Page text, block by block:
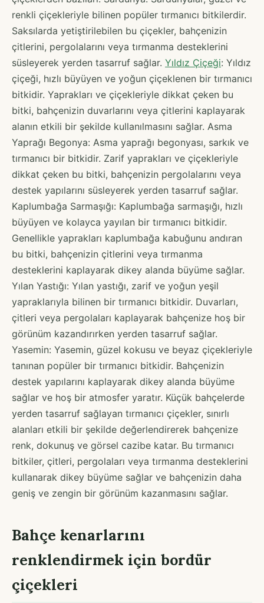
renkli çiçekleriyle bilinen popüler tırmanıcı bitkilerdir.
Saksılarda yetiştirilebilen bu çiçekler, bahçenizin
çitlerini, pergolalarını veya tırmanma desteklerini
süsleyerek yerden tasarruf sağlar. Yıldız Çiçeği: Yıldız
çiçeği, hızlı büyüyen ve yoğun çiçeklenen bir tırmanıcı
bitkidir. Yaprakları ve çiçekleriyle dikkat çeken bu
bitki, bahçenizin duvarlarını veya çitlerini kaplayarak
alanın etkili bir şekilde kullanılmasını sağlar. Asma
Yaprağı Begonya: Asma yaprağı begonyası, sarkık ve
tırmanıcı bir bitkidir. Zarif yaprakları ve çiçekleriyle
dikkat çeken bu bitki, bahçenizin pergolalarını veya
destek yapılarını süsleyerek yerden tasarruf sağlar.
Kaplumbağa Sarmaşığı: Kaplumbağa sarmaşığı, hızlı
büyüyen ve kolayca yayılan bir tırmanıcı bitkidir.
Genellikle yaprakları kaplumbağa kabuğunu andıran
bu bitki, bahçenizin çitlerini veya tırmanma
desteklerini kaplayarak dikey alanda büyüme sağlar.
Yılan Yastığı: Yılan yastığı, zarif ve yoğun yeşil
yapraklarıyla bilinen bir tırmanıcı bitkidir. Duvarları,
çitleri veya pergolaları kaplayarak bahçenize hoş bir
görünüm kazandırırken yerden tasarruf sağlar.
Yasemin: Yasemin, güzel kokusu ve beyaz çiçekleriyle
tanınan popüler bir tırmanıcı bitkidir. Bahçenizin
destek yapılarını kaplayarak dikey alanda büyüme
sağlar ve hoş bir atmosfer yaratır. Küçük bahçelerde
yerden tasarruf sağlayan tırmanıcı çiçekler, sınırlı
alanları etkili bir şekilde değerlendirerek bahçenize
renk, dokunuş ve görsel cazibe katar. Bu tırmanıcı
bitkiler, çitleri, pergolaları veya tırmanma desteklerini
kullanarak dikey büyüme sağlar ve bahçenizin daha
geniş ve zengin bir görünüm kazanmasını sağlar.
Bahçe kenarlarını
renklendirmek için bordür
çiçekleri